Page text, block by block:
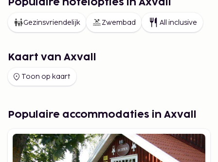
Populaire hotelopties in Axvall
Gezinsvriendelijk Zwembad All inclusive
Kaart van Axvall
Toon op kaart
Populaire accommodaties in Axvall